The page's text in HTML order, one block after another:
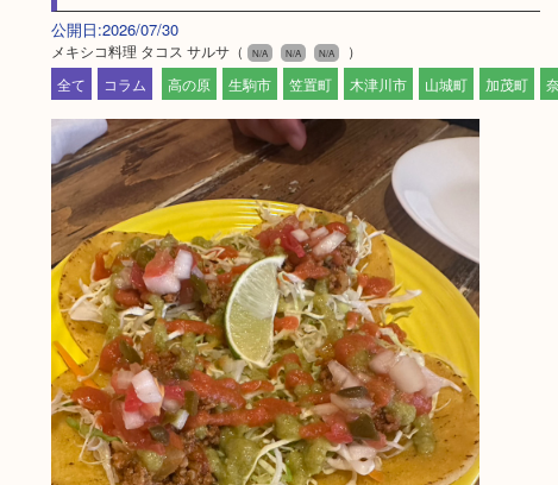
公開日:2026/07/30
メキシコ料理 タコス サルサ（ N/A N/A N/A
）
全て
コラム 高の原 生駒市 笠置町 木津川市 山城町 加茂町